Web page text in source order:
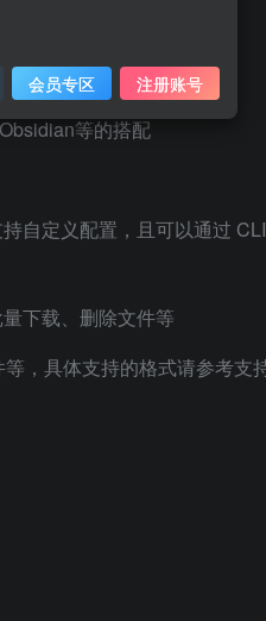
等的搭配
自定义配置，且可以通过 CLI
下载、删除文件等
，具体支持的格式请参考支
会员专区 注册账号